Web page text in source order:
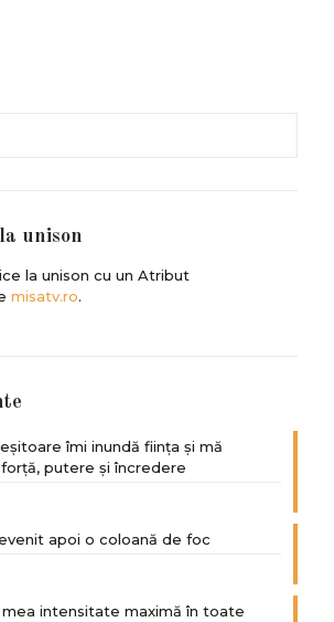
unison
la unison cu un Atribut
misatv.ro.
îmi inundă ființa și mă
putere și încredere
apoi o coloană de foc
intensitate maximă în toate